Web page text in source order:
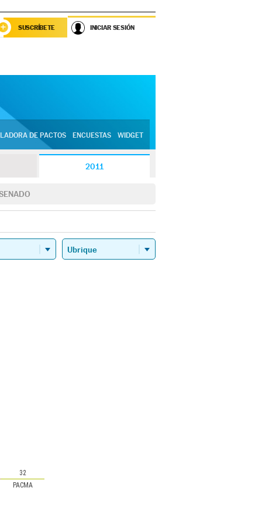
SUSCRÍBETE INICIAR SESIÓN
DE PACTOS ENCUESTAS WIDGET
2011
PACMA
32